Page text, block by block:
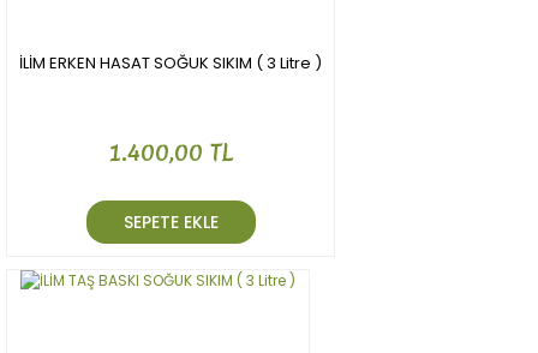
İLİM ERKEN HASAT SOĞUK SIKIM ( 3 Litre )
1.400,00 TL
SEPETE EKLE